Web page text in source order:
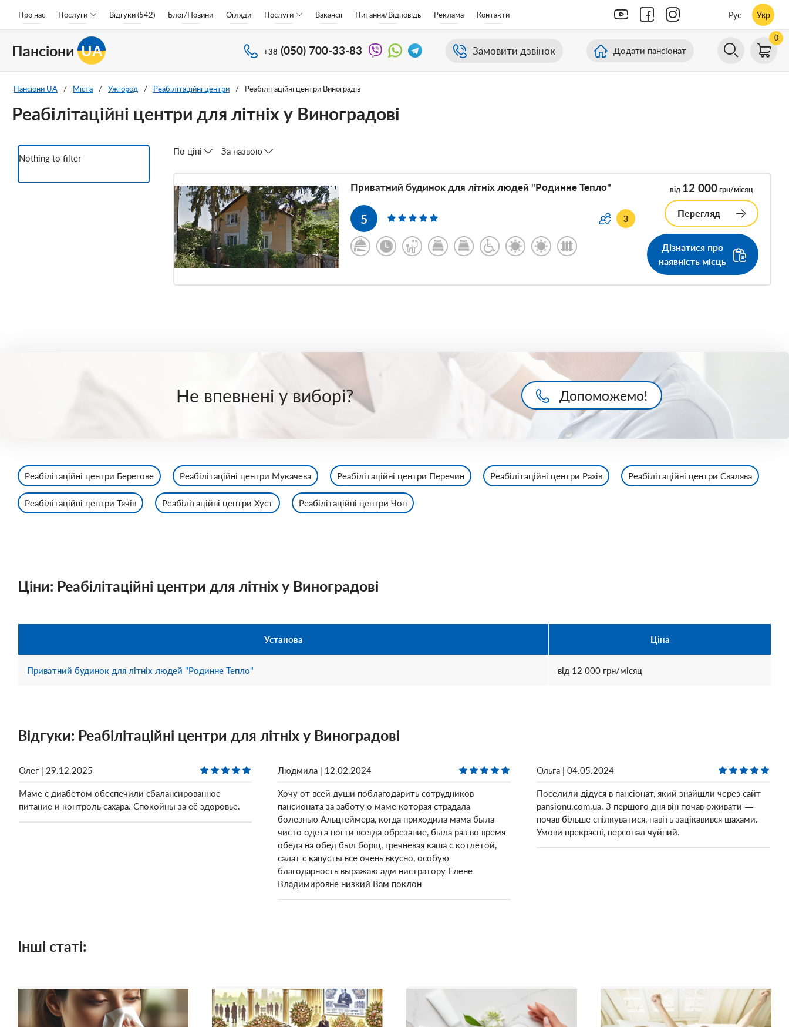
Про нас Послуги Відгуки (542) Блог/Новини Огляди Послуги Вакансії Питання/Відповідь Реклама Контакти Рус Укр
Пансіони UA +38 (050) 700-33-83 Замовити дзвінок Додати пансіонат
0
Пансіони UA / Міста / Ужгород / Реабілітаційні центри / Реабілітаційні центри Виноградів
Реабілітаційні центри для літніх у Виноградові
Nothing to filter
По ціні За назвою
Приватний будинок для літніх людей "Родинне Тепло"
5 3
від 12 000грн/місяц
Перегляд
Дізнатися про
наявність місць
Не впевнені у виборі? Допоможемо!
Реабілітаційні центри Берегове Реабілітаційні центри Мукачева Реабілітаційні центри Перечин Реабілітаційні центри Рахів Реабілітаційні центри Свалява
Реабілітаційні центри Тячів Реабілітаційні центри Хуст Реабілітаційні центри Чоп
Ціни: Реабілітаційні центри для літніх у Виноградові
Установа Ціна
Приватний будинок для літніх людей "Родинне Тепло" від 12 000 грн/місяц
Відгуки: Реабілітаційні центри для літніх у Виноградові
Олег | 29.12.2025
Маме с диабетом обеспечили сбалансированное
питание и контроль сахара. Спокойны за её здоровье.
Людмила | 12.02.2024
Хочу от всей души поблагодарить сотрудников
пансионата за заботу о маме которая страдала
болезнью Альцгеймера, когда приходила мама была
чисто одета ногти всегда обрезание, была раз во время
обеда на обед был борщ, гречневая каша с котлетой,
салат с капусты все очень вкусно, особую
благодарность выражаю адм нистратору Елене
Владимировне низкий Вам поклон
Ольга | 04.05.2024
Поселили дідуся в пансіонат, який знайшли через сайт
pansionu.com.ua. З першого дня він почав оживати —
почав більше спілкуватися, навіть зацікавився шахами.
Умови прекрасні, персонал чуйний.
Інші статі: